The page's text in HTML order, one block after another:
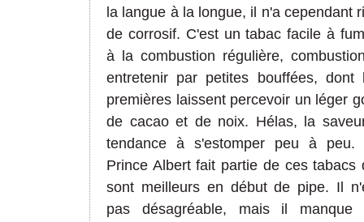
la langue à la longue, il n'a cependant
de corrosif. C'est un tabac facile à
à la combustion régulière,
entretenir par petites bouffées, dont
premières laissent percevoir un léger
de cacao et de noix. Hélas, la
tendance à s'estomper peu à peu.
Prince Albert fait partie de ces tabacs
sont meilleurs en début de pipe. Il
pas désagréable, mais il manque